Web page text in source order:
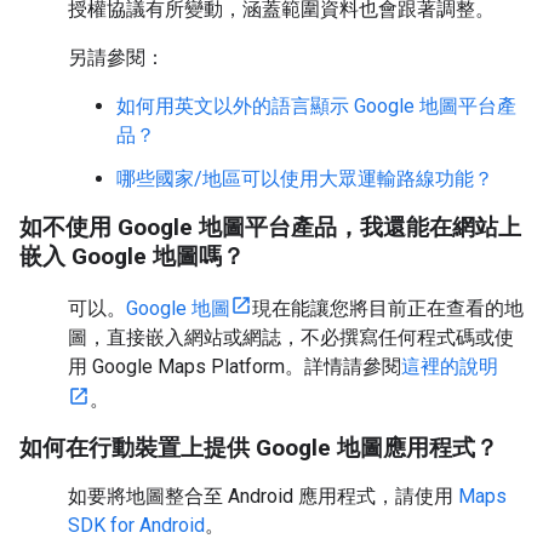
授權協議有所變動，涵蓋範圍資料也會跟著調整。
另請參閱：
如何用英文以外的語言顯示 Google 地圖平台產
品？
哪些國家/地區可以使用大眾運輸路線功能？
如不使用 Google 地圖平台產品，我還能在網站上
嵌入 Google 地圖嗎？
可以。 Google 地圖
現在能讓您將目前正在查看的地
圖，直接嵌入網站或網誌，不必撰寫任何程式碼或使
用 Google Maps Platform。詳情請參閱這裡的說明
。
如何在行動裝置上提供 Google 地圖應用程式？
如要將地圖整合至 Android 應用程式，請使用 Maps
SDK for Android。